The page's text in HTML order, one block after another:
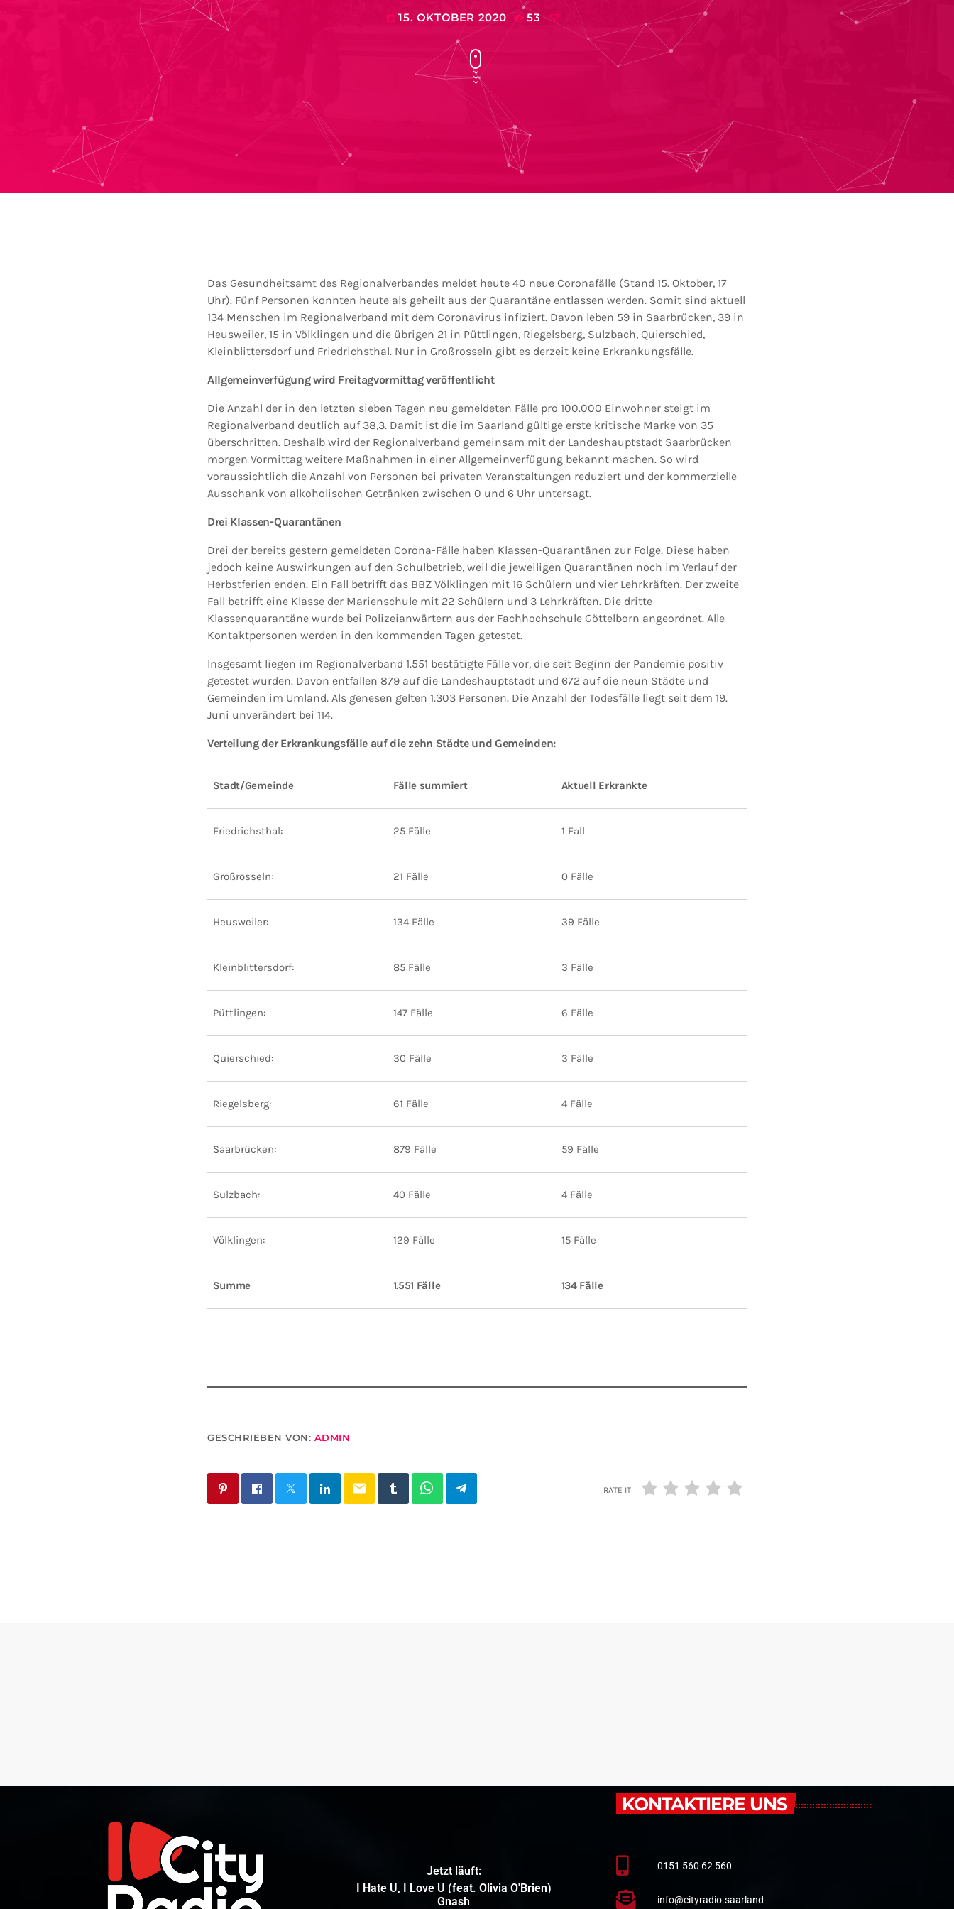
today 15. OKTOBER 2020 53
Das Gesundheitsamt des Regionalverbandes meldet heute 40 neue Coronafälle (Stand 15. Oktober, 17
Uhr). Fünf Personen konnten heute als geheilt aus der Quarantäne entlassen werden. Somit sind aktuell
134 Menschen im Regionalverband mit dem Coronavirus infiziert. Davon leben 59 in Saarbrücken, 39 in
Heusweiler, 15 in Völklingen und die übrigen 21 in Püttlingen, Riegelsberg, Sulzbach, Quierschied,
Kleinblittersdorf und Friedrichsthal. Nur in Großrosseln gibt es derzeit keine Erkrankungsfälle.
Allgemeinverfügung wird Freitagvormittag veröffentlicht
Die Anzahl der in den letzten sieben Tagen neu gemeldeten Fälle pro 100.000 Einwohner steigt im
Regionalverband deutlich auf 38,3. Damit ist die im Saarland gültige erste kritische Marke von 35
überschritten. Deshalb wird der Regionalverband gemeinsam mit der Landeshauptstadt Saarbrücken
morgen Vormittag weitere Maßnahmen in einer Allgemeinverfügung bekannt machen. So wird
voraussichtlich die Anzahl von Personen bei privaten Veranstaltungen reduziert und der kommerzielle
Ausschank von alkoholischen Getränken zwischen 0 und 6 Uhr untersagt.
Drei Klassen-Quarantänen
Drei der bereits gestern gemeldeten Corona-Fälle haben Klassen-Quarantänen zur Folge. Diese haben
jedoch keine Auswirkungen auf den Schulbetrieb, weil die jeweiligen Quarantänen noch im Verlauf der
Herbstferien enden. Ein Fall betrifft das BBZ Völklingen mit 16 Schülern und vier Lehrkräften. Der zweite
Fall betrifft eine Klasse der Marienschule mit 22 Schülern und 3 Lehrkräften. Die dritte
Klassenquarantäne wurde bei Polizeianwärtern aus der Fachhochschule Göttelborn angeordnet. Alle
Kontaktpersonen werden in den kommenden Tagen getestet.
Insgesamt liegen im Regionalverband 1.551 bestätigte Fälle vor, die seit Beginn der Pandemie positiv
getestet wurden. Davon entfallen 879 auf die Landeshauptstadt und 672 auf die neun Städte und
Gemeinden im Umland. Als genesen gelten 1.303 Personen. Die Anzahl der Todesfälle liegt seit dem 19.
Juni unverändert bei 114.
Verteilung der Erkrankungsfälle auf die zehn Städte und Gemeinden:
Stadt/Gemeinde Fälle summiert Aktuell Erkrankte
Friedrichsthal: 25 Fälle 1 Fall
Großrosseln: 21 Fälle 0 Fälle
Heusweiler: 134 Fälle 39 Fälle
Kleinblittersdorf: 85 Fälle 3 Fälle
Püttlingen: 147 Fälle 6 Fälle
Quierschied: 30 Fälle 3 Fälle
Riegelsberg: 61 Fälle 4 Fälle
Saarbrücken: 879 Fälle 59 Fälle
Sulzbach: 40 Fälle 4 Fälle
Völklingen: 129 Fälle 15 Fälle
Summe 1.551 Fälle 134 Fälle
GESCHRIEBEN VON: ADMIN
email RATE IT
Jetzt läuft:
I Hate U, I Love U (feat. Olivia O'Brien)
Gnash
KONTAKTIERE UNS
0151 560 62 560
info@cityradio.saarland